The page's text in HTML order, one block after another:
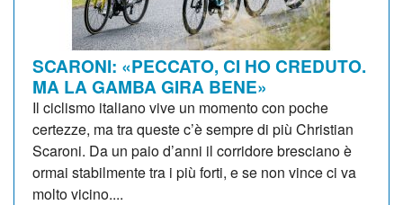
SCARONI: «PECCATO, CI HO CREDUTO.
MA LA GAMBA GIRA BENE»
Il ciclismo italiano vive un momento con poche
certezze, ma tra queste c’è sempre di più Christian
Scaroni. Da un paio d’anni il corridore bresciano è
ormai stabilmente tra i più forti, e se non vince ci va
molto vicino....